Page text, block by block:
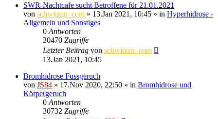
SWR-Nachtcafe sucht Betroffene für 21.01.2021
von schwitzen_com » 13.Jan 2021, 10:45 » in Hyperhidrose -
Allgemein und Sonstiges
0 Antworten
30470 Zugriffe
Letzter Beitrag von schwitzen_com
13.Jan 2021, 10:45
Bromhidrose Fussgeruch
von JS84 » 17.Nov 2020, 22:50 » in Bromhidrose und
Körpergeruch
0 Antworten
30732 Zugriffe